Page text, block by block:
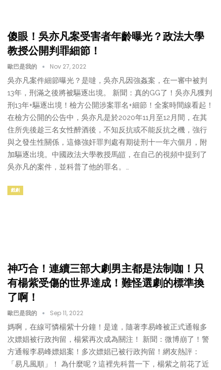
傻眼！吳亦凡案受害者年齡曝光？政法大學
教授公開判罪細節！
歐巴是我的 Nov 27, 2022
吳亦凡案件細節曝光？是噠，吳亦凡因強姦案，在一審中被判
13年，刑滿之後將被驅逐出境。 新聞：真的GG了！吳亦凡獲判
刑13年+驅逐出境！檢方公開涉案罪名+細節！全案時間線看起！
在檢方公開的公告中，吳亦凡是於2020年11月至12月間，在其
住所先後趁三名女性醉酒後，不知反抗或不能反抗之機，強行
與之發生性關係，這條強奸罪判處有期徒刑十一年六個月，附
加驅逐出境。中國政法大學教授馬皚，在自己的視頻中提到了
吳亦凡的案件，並科普了他的罪名。…
戲劇
神巧合！連續三部大劇男主都是法制咖！只
有楊紫受傷的世界達成！難怪選劇的標準換
了啊！
歐巴是我的 Sep 11, 2022
媽啊，在線可憐楊紫十分鐘！是達，隨著李易峰被正式通報多
次嫖娼被行政拘留，楊紫再次成為關注！ 新聞：微博崩了！警
方通報李易峰嫖娼案！多次嫖娼已被行政拘留！網友熱評：
「易凡風順」！ 為什麼呢？這裡先科普一下，楊紫之前花了近